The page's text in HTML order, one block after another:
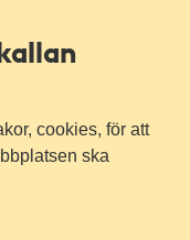
cookies, för att
ska